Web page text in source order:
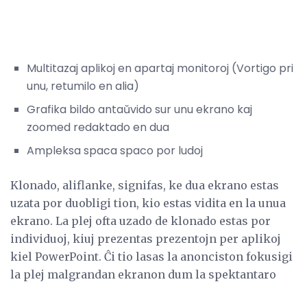
Multitazaj aplikoj en apartaj monitoroj (Vortigo pri
unu, retumilo en alia)
Grafika bildo antaŭvido sur unu ekrano kaj
zoomed redaktado en dua
Ampleksa spaca spaco por ludoj
Klonado, aliflanke, signifas, ke dua ekrano estas
uzata por duobligi tion, kio estas vidita en la unua
ekrano. La plej ofta uzado de klonado estas por
individuoj, kiuj prezentas prezentojn per aplikoj
kiel PowerPoint. Ĉi tio lasas la anonciston fokusigi
la plej malgrandan ekranon dum la spektantaro